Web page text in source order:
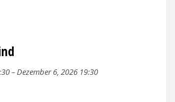
–Dezember 6, 2026 19:30